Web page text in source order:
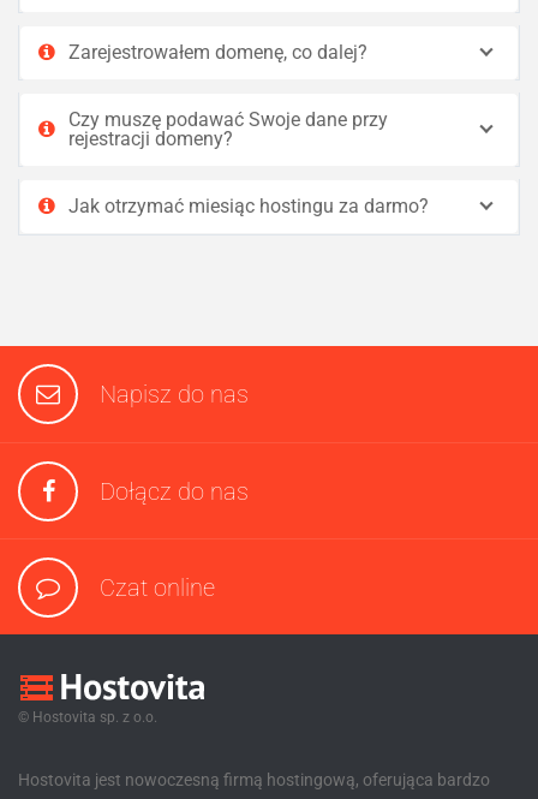
Zarejestrowałem domenę, co dalej?
Czy muszę podawać Swoje dane przy
rejestracji domeny?
Jak otrzymać miesiąc hostingu za darmo?
Napisz do nas
Dołącz do nas
Czat online
© Hostovita sp. z o.o.
Hostovita jest nowoczesną firmą hostingową, oferująca bardzo